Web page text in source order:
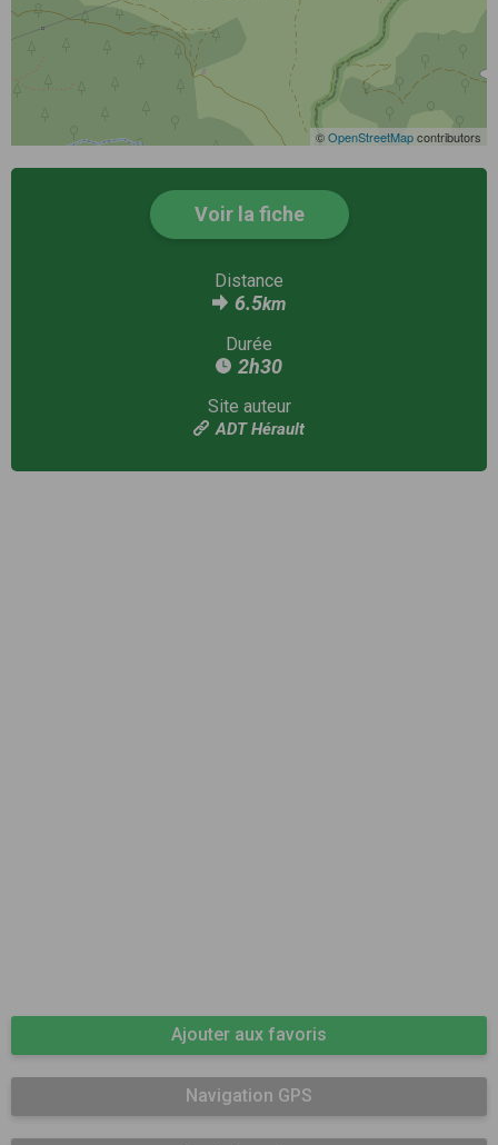
©OpenStreetMapcontributors
Voir la fiche
Distance
6.5km
Durée
2h30
Site auteur
ADT Hérault
Ajouter aux favoris
Navigation GPS